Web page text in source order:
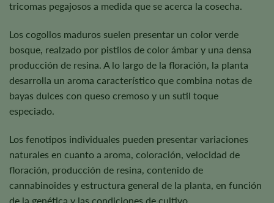
tricomas pegajosos a medida que se acerca la cosecha.
Los cogollos maduros suelen presentar un color verde
bosque, realzado por pistilos de color ámbar y una densa
producción de resina. A lo largo de la floración, la planta
desarrolla un aroma característico que combina notas de
bayas dulces con queso cremoso y un sutil toque
especiado.
Los fenotipos individuales pueden presentar variaciones
naturales en cuanto a aroma, coloración, velocidad de
floración, producción de resina, contenido de
cannabinoides y estructura general de la planta, en función
de la genética y las condiciones de cultivo.